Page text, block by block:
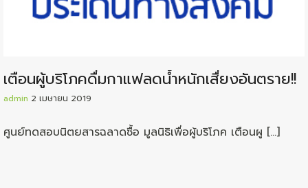
เตือนผู้บริโภคดื่มกาแฟลดน้ำหนักเสื่ยงอันตราย!!
admin 2 เมษายน 2019
ศูนย์ทดสอบนิตยสารฉลาดซื้อ มูลนิธิเพื่อผู้บริโภค เตือนผู […]